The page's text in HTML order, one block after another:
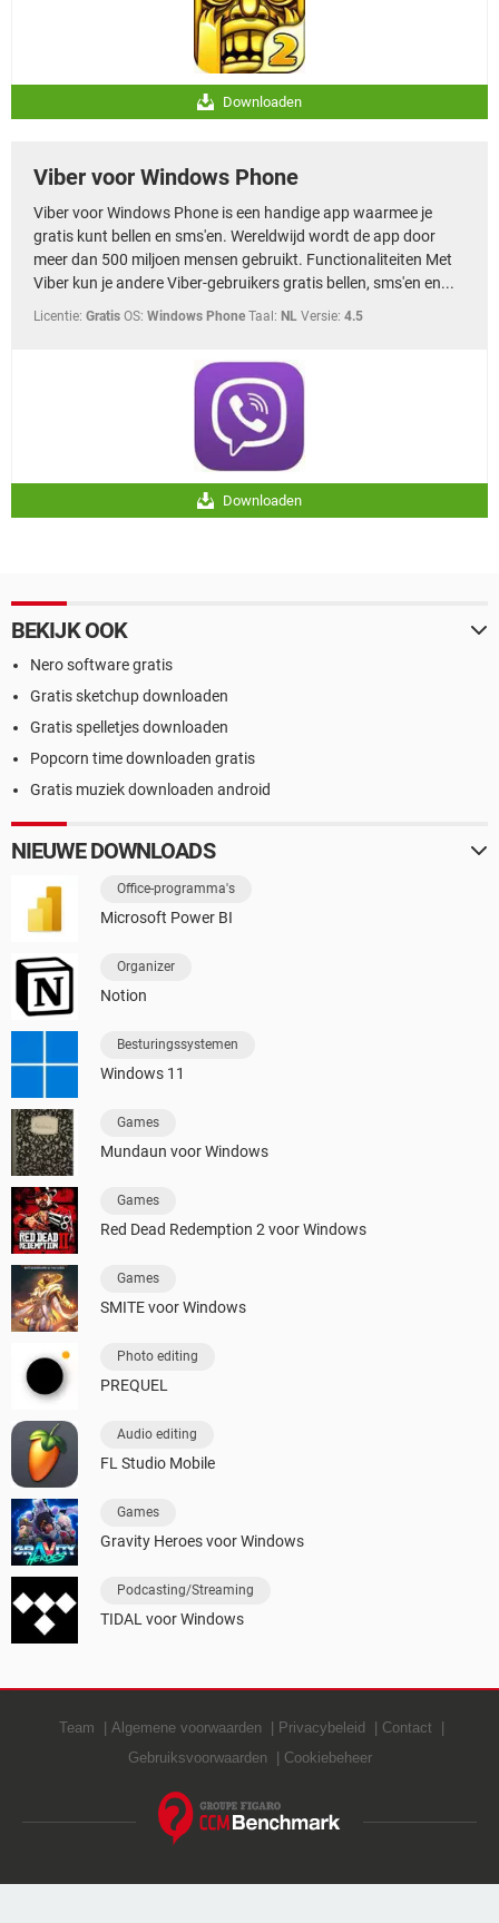
Downloaden
Viber voor Windows Phone
Viber voor Windows Phone is een handige app waarmee je
gratis kunt bellen en sms'en. Wereldwijd wordt de app door
meer dan 500 miljoen mensen gebruikt. Functionaliteiten Met
Viber kun je andere Viber-gebruikers gratis bellen, sms'en en...
Licentie: Gratis OS: Windows Phone Taal: NL Versie: 4.5
Downloaden
BEKIJK OOK
Nero software gratis
Gratis sketchup downloaden
Gratis spelletjes downloaden
Popcorn time downloaden gratis
Gratis muziek downloaden android
NIEUWE DOWNLOADS
Office-programma's
Microsoft Power BI
Organizer
Notion
Besturingssystemen
Windows 11
Games
Mundaun voor Windows
Games
Red Dead Redemption 2 voor Windows
Games
SMITE voor Windows
Photo editing
PREQUEL
Audio editing
FL Studio Mobile
Games
Gravity Heroes voor Windows
Podcasting/Streaming
TIDAL voor Windows
Team Algemene voorwaarden Privacybeleid
Contact
Gebruiksvoorwaarden
Cookiebeheer